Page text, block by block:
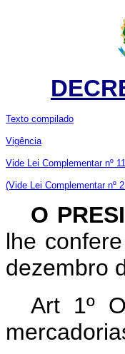
Texto compilado
Vigência
Vide Lei Complementar nº
(Vide Lei Complementar nº
O
lhe
dezembro
Art 1º